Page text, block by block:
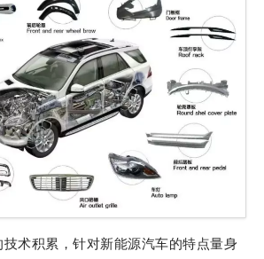
术积累，针对新能源汽车的特点量身